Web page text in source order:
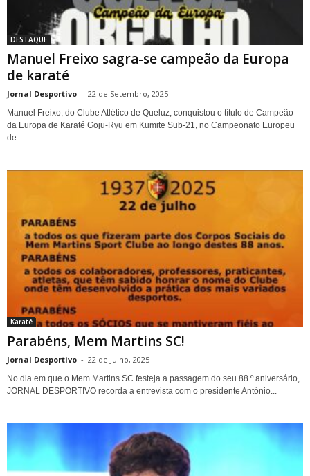
DESTAQUE
Manuel Freixo sagra-se campeão da Europa
de karaté
Jornal Desportivo - 22 de Setembro, 2025
Manuel Freixo, do Clube Atlético de Queluz, conquistou o título de Campeão
da Europa de Karaté Goju-Ryu em Kumite Sub-21, no Campeonato Europeu
de ...
Karaté
Parabéns, Mem Martins SC!
Jornal Desportivo - 22 de Julho, 2025
No dia em que o Mem Martins SC festeja a passagem do seu 88.º aniversário,
JORNAL DESPORTIVO recorda a entrevista com o presidente António...